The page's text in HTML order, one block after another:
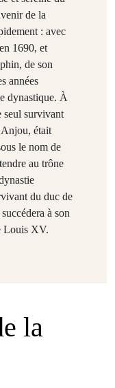
de la
: avec
1690, et
de son
années
dynastique. À
seul survivant
était
le nom de
au trône
du duc de
à son
Louis XV.
la